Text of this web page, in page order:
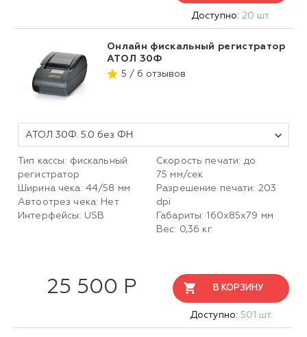
Доступно: 20 шт.
Онлайн фискальный регистратор
АТОЛ 30Ф
5 / 6 отзывов
АТОЛ 30Ф. 5.0 без ФН
Тип кассы: фискальный
регистратор
Ширина чека: 44/58 мм
Автоотрез чека: Нет
Интерфейсы: USB
Скорость печати: до
75 мм/сек
Разрешение печати: 203
dpi
Габариты: 160х85х79 мм
Вес: 0,36 кг
25 500 Р В КОРЗИНУ
Доступно: 501 шт.